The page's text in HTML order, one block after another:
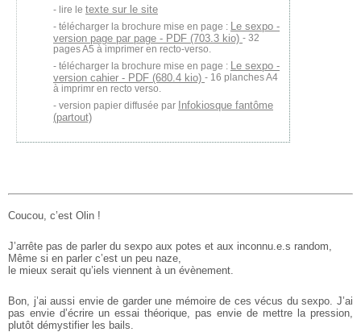
lire le texte sur le site
télécharger la brochure mise en page : Le sexpo -
version page par page - PDF (703.3 kio) - 32
pages A5 à imprimer en recto-verso.
télécharger la brochure mise en page : Le sexpo -
version cahier - PDF (680.4 kio) - 16 planches A4
à imprimr en recto verso.
version papier diffusée par Infokiosque fantôme
(partout)
Coucou, c’est Olin !
J’arrête pas de parler du sexpo aux potes et aux inconnu.e.s random,
Même si en parler c’est un peu naze,
le mieux serait qu’iels viennent à un évènement.
Bon, j’ai aussi envie de garder une mémoire de ces vécus du sexpo. J’ai
pas envie d’écrire un essai théorique, pas envie de mettre la pression,
plutôt démystifier les bails.